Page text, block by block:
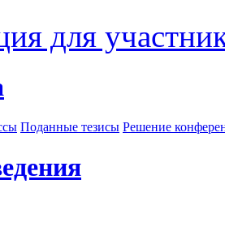
для
Поданные тезисы Решение